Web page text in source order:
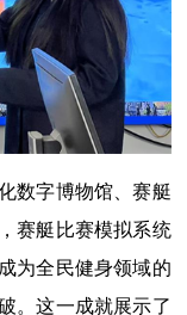
数字博物馆、赛艇
赛艇比赛模拟系统
为全民健身领域的
。这一成就展示了